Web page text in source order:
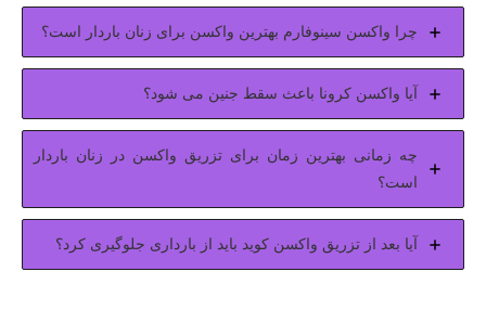
چرا واکسن سینوفارم بهترین واکسن برای زنان باردار است؟
آیا واکسن کرونا باعث سقط جنین می شود؟
چه زمانی بهترین زمان برای تزریق واکسن در زنان باردار
است؟
آیا بعد از تزریق واکسن کوید باید از بارداری جلوگیری کرد؟